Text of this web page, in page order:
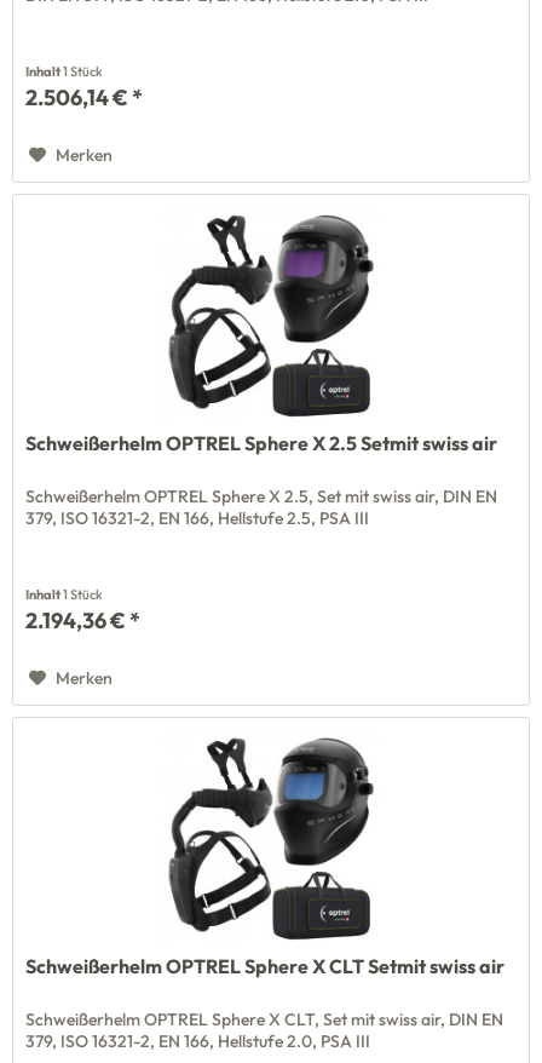
Inhalt1 Stück
2.506,14 € *
Merken
Schweißerhelm OPTREL Sphere X 2.5 Setmit swiss air
Schweißerhelm OPTREL Sphere X 2.5, Set mit swiss air, DIN EN
379, ISO 16321-2, EN 166, Hellstufe 2.5, PSA III
Inhalt1 Stück
2.194,36 € *
Merken
Schweißerhelm OPTREL Sphere X CLT Setmit swiss air
Schweißerhelm OPTREL Sphere X CLT, Set mit swiss air, DIN EN
379, ISO 16321-2, EN 166, Hellstufe 2.0, PSA III